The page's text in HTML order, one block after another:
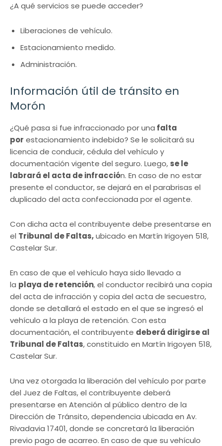
¿A qué servicios se puede acceder?
Liberaciones de vehículo.
Estacionamiento medido.
Administración.
Información útil de tránsito en
Morón
¿Qué pasa si fue infraccionado por una falta
por estacionamiento indebido? Se le solicitará su
licencia de conducir, cédula del vehículo y
documentación vigente del seguro. Luego, se le
labrará el acta de infracción. En caso de no estar
presente el conductor, se dejará en el parabrisas el
duplicado del acta confeccionada por el agente.
Con dicha acta el contribuyente debe presentarse en
el Tribunal de Faltas,ubicado en Martín Irigoyen 518,
Castelar Sur.
En caso de que el vehículo haya sido llevado a
la playa de retención, el conductor recibirá una copia
del acta de infracción y copia del acta de secuestro,
donde se detallará el estado en el que se ingresó el
vehículo a la playa de retención. Con esta
documentación, el contribuyente deberá dirigirse al
Tribunal de Faltas, constituido en Martín Irigoyen 518,
Castelar Sur.
Una vez otorgada la liberación del vehículo por parte
del Juez de Faltas, el contribuyente deberá
presentarse en Atención al público dentro de la
Dirección de Tránsito, dependencia ubicada en Av.
Rivadavia 17401, donde se concretará la liberación
previo pago de acarreo. En caso de que su vehículo